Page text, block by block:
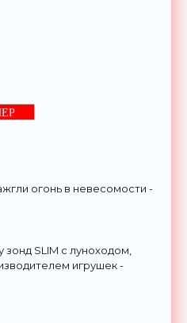
огонь в невесомости -
зонд SLIM с луноходом,
игрушек -